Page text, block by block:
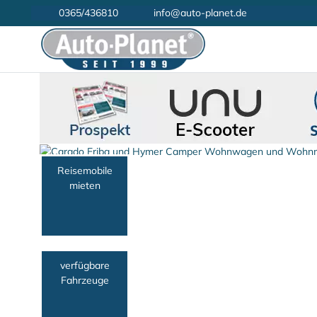
0365/436810 info@auto-planet.de
Reisemobile
mieten
verfügbare
Fahrzeuge